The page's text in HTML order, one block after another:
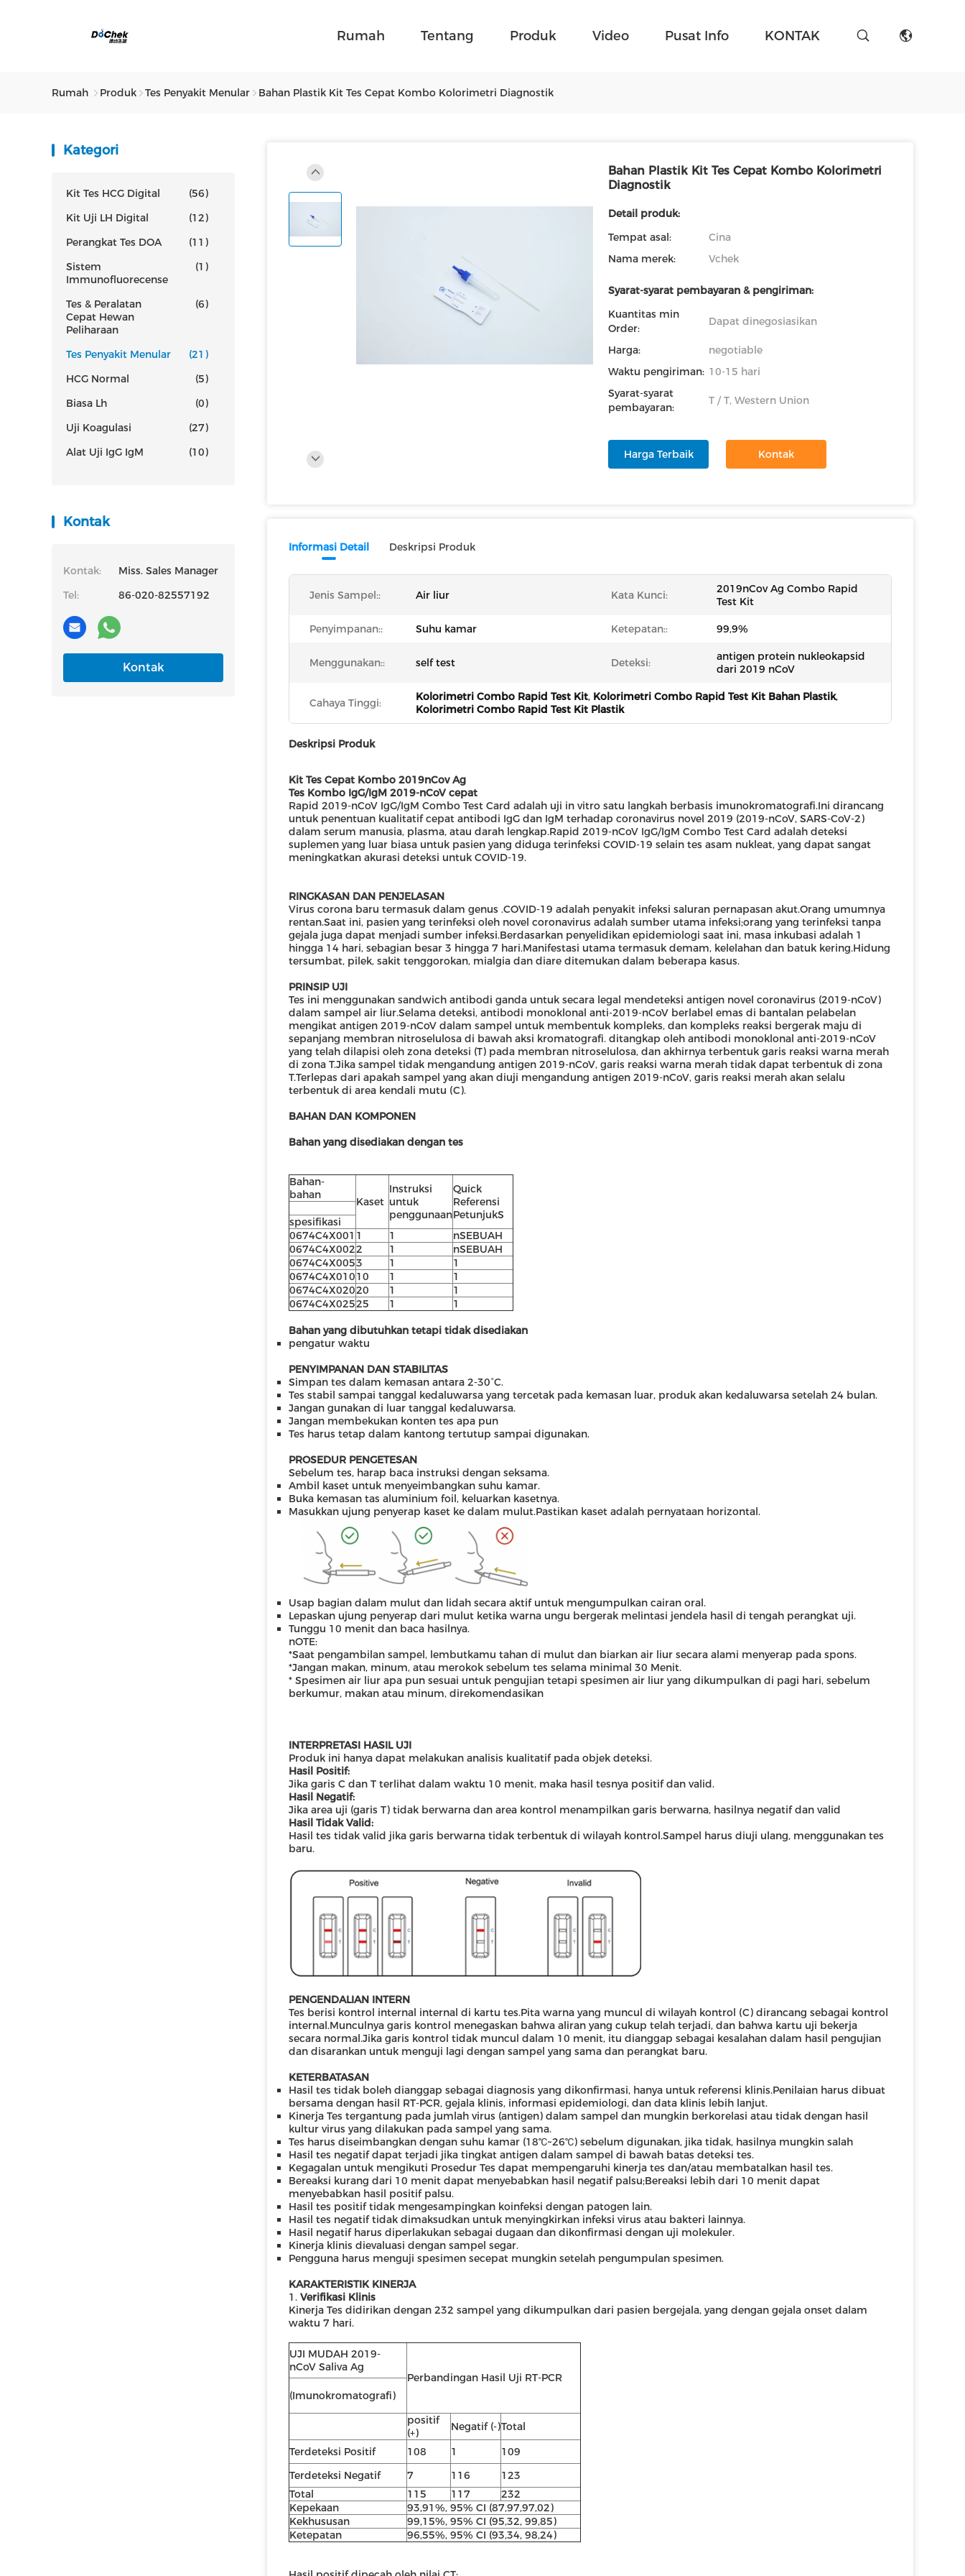
Rumah Tentang Produk Video Pusat Info KONTAK
Rumah Produk Tes Penyakit Menular Bahan Plastik Kit Tes Cepat Kombo Kolorimetri Diagnostik
Kategori
Kit Tes HCG Digital
(56)
Kit Uji LH Digital
(12)
Perangkat Tes DOA
(11)
Sistem
Immunofluorecense
(1)
Tes & Peralatan
Cepat Hewan
Peliharaan
(6)
Tes Penyakit Menular
(21)
HCG Normal
(5)
Biasa Lh
(0)
Uji Koagulasi
(27)
Alat Uji IgG IgM
(10)
Kontak
Kontak:
Miss. Sales Manager
Tel:
86-020-82557192
Kontak
Bahan Plastik Kit Tes Cepat Kombo Kolorimetri
Diagnostik
Detail produk:
Tempat asal:
Cina
Nama merek:
Vchek
Syarat-syarat pembayaran & pengiriman:
Kuantitas min
Order:
Dapat dinegosiasikan
Harga:
negotiable
Waktu pengiriman: 10-15 hari
Syarat-syarat
pembayaran:
T / T, Western Union
Harga Terbaik Kontak
Informasi Detail Deskripsi Produk
Jenis Sampel:: Air liur Kata Kunci:
2019nCov Ag Combo Rapid
Test Kit
Penyimpanan:: Suhu kamar Ketepatan:: 99,9%
Menggunakan:: self test Deteksi:
antigen protein nukleokapsid
dari 2019 nCoV
Cahaya Tinggi: Kolorimetri Combo Rapid Test Kit, Kolorimetri Combo Rapid Test Kit Bahan Plastik,
Kolorimetri Combo Rapid Test Kit Plastik
Deskripsi Produk
Kit Tes Cepat Kombo 2019nCov Ag
Tes Kombo IgG/IgM 2019-nCoV cepat
Rapid 2019-nCoV IgG/IgM Combo Test Card adalah uji in vitro satu langkah berbasis imunokromatografi.Ini dirancang
untuk penentuan kualitatif cepat antibodi IgG dan IgM terhadap coronavirus novel 2019 (2019-nCoV, SARS-CoV-2)
dalam serum manusia, plasma, atau darah lengkap.Rapid 2019-nCoV IgG/IgM Combo Test Card adalah deteksi
suplemen yang luar biasa untuk pasien yang diduga terinfeksi COVID-19 selain tes asam nukleat, yang dapat sangat
meningkatkan akurasi deteksi untuk COVID-19.
RINGKASAN DAN PENJELASAN
Virus corona baru termasuk dalam genus .COVID-19 adalah penyakit infeksi saluran pernapasan akut.Orang umumnya
rentan.Saat ini, pasien yang terinfeksi oleh novel coronavirus adalah sumber utama infeksi;orang yang terinfeksi tanpa
gejala juga dapat menjadi sumber infeksi.Berdasarkan penyelidikan epidemiologi saat ini, masa inkubasi adalah 1
hingga 14 hari, sebagian besar 3 hingga 7 hari.Manifestasi utama termasuk demam, kelelahan dan batuk kering.Hidung
tersumbat, pilek, sakit tenggorokan, mialgia dan diare ditemukan dalam beberapa kasus.
PRINSIP UJI
Tes ini menggunakan sandwich antibodi ganda untuk secara legal mendeteksi antigen novel coronavirus (2019-nCoV)
dalam sampel air liur.Selama deteksi, antibodi monoklonal anti-2019-nCoV berlabel emas di bantalan pelabelan
mengikat antigen 2019-nCoV dalam sampel untuk membentuk kompleks, dan kompleks reaksi bergerak maju di
sepanjang membran nitroselulosa di bawah aksi kromatografi. ditangkap oleh antibodi monoklonal anti-2019-nCoV
yang telah dilapisi oleh zona deteksi (T) pada membran nitroselulosa, dan akhirnya terbentuk garis reaksi warna merah
di zona T.Jika sampel tidak mengandung antigen 2019-nCoV, garis reaksi warna merah tidak dapat terbentuk di zona
T.Terlepas dari apakah sampel yang akan diuji mengandung antigen 2019-nCoV, garis reaksi merah akan selalu
terbentuk di area kendali mutu (C).
BAHAN DAN KOMPONEN
Bahan yang disediakan dengan tes
Bahan-
bahan
Kaset
Instruksi
untuk
penggunaan
Quick
Referensi
PetunjukS
spesifikasi
0674C4X001 1 1 nSEBUAH
0674C4X0022 1 nSEBUAH
0674C4X0053 1
1
0674C4X01010 1
1
0674C4X02020 1
1
0674C4X02525 1 1
Bahan yang dibutuhkan tetapi tidak disediakan
pengatur waktu
PENYIMPANAN DAN STABILITAS
Simpan tes dalam kemasan antara 2-30°C.
Tes stabil sampai tanggal kedaluwarsa yang tercetak pada kemasan luar, produk akan kedaluwarsa setelah 24 bulan.
Jangan gunakan di luar tanggal kedaluwarsa.
Jangan membekukan konten tes apa pun
Tes harus tetap dalam kantong tertutup sampai digunakan.
PROSEDUR PENGETESAN
Sebelum tes, harap baca instruksi dengan seksama.
Ambil kaset untuk menyeimbangkan suhu kamar.
Buka kemasan tas aluminium foil, keluarkan kasetnya.
Masukkan ujung penyerap kaset ke dalam mulut.Pastikan kaset adalah pernyataan horizontal.
Usap bagian dalam mulut dan lidah secara aktif untuk mengumpulkan cairan oral.
Lepaskan ujung penyerap dari mulut ketika warna ungu bergerak melintasi jendela hasil di tengah perangkat uji.
Tunggu 10 menit dan baca hasilnya.
nOTE:
*Saat pengambilan sampel, lembutkamu tahan di mulut dan biarkan air liur secara alami menyerap pada spons.
*Jangan makan, minum, atau merokok sebelum tes selama minimal 30 Menit.
* Spesimen air liur apa pun sesuai untuk pengujian tetapi spesimen air liur yang dikumpulkan di pagi hari, sebelum
berkumur, makan atau minum, direkomendasikan
INTERPRETASI HASIL UJI
Produk ini hanya dapat melakukan analisis kualitatif pada objek deteksi.
Hasil Positif:
Jika garis C dan T terlihat dalam waktu 10 menit, maka hasil tesnya positif dan valid.
Hasil Negatif:
Jika area uji (garis T) tidak berwarna dan area kontrol menampilkan garis berwarna, hasilnya negatif dan valid
Hasil Tidak Valid:
Hasil tes tidak valid jika garis berwarna tidak terbentuk di wilayah kontrol.Sampel harus diuji ulang, menggunakan tes
baru.
PENGENDALIAN INTERN
Tes berisi kontrol internal internal di kartu tes.Pita warna yang muncul di wilayah kontrol (C) dirancang sebagai kontrol
internal.Munculnya garis kontrol menegaskan bahwa aliran yang cukup telah terjadi, dan bahwa kartu uji bekerja
secara normal.Jika garis kontrol tidak muncul dalam 10 menit, itu dianggap sebagai kesalahan dalam hasil pengujian
dan disarankan untuk menguji lagi dengan sampel yang sama dan perangkat baru.
KETERBATASAN
Hasil tes tidak boleh dianggap sebagai diagnosis yang dikonfirmasi, hanya untuk referensi klinis.Penilaian harus dibuat
bersama dengan hasil RT-PCR, gejala klinis, informasi epidemiologi, dan data klinis lebih lanjut.
Kinerja Tes tergantung pada jumlah virus (antigen) dalam sampel dan mungkin berkorelasi atau tidak dengan hasil
kultur virus yang dilakukan pada sampel yang sama.
Tes harus diseimbangkan dengan suhu kamar (18℃~26℃) sebelum digunakan, jika tidak, hasilnya mungkin salah
Hasil tes negatif dapat terjadi jika tingkat antigen dalam sampel di bawah batas deteksi tes.
Kegagalan untuk mengikuti Prosedur Tes dapat mempengaruhi kinerja tes dan/atau membatalkan hasil tes.
Bereaksi kurang dari 10 menit dapat menyebabkan hasil negatif palsu;Bereaksi lebih dari 10 menit dapat
menyebabkan hasil positif palsu.
Hasil tes positif tidak mengesampingkan koinfeksi dengan patogen lain.
Hasil tes negatif tidak dimaksudkan untuk menyingkirkan infeksi virus atau bakteri lainnya.
Hasil negatif harus diperlakukan sebagai dugaan dan dikonfirmasi dengan uji molekuler.
Kinerja klinis dievaluasi dengan sampel segar.
Pengguna harus menguji spesimen secepat mungkin setelah pengumpulan spesimen.
KARAKTERISTIK KINERJA
1. Verifikasi Klinis
Kinerja Tes didirikan dengan 232 sampel yang dikumpulkan dari pasien bergejala, yang dengan gejala onset dalam
waktu 7 hari.
UJI MUDAH 2019-
nCoV Saliva Ag
Perbandingan Hasil Uji RT-PCR
(Imunokromatografi)
positif
(+)
Negatif (-)Total
Terdeteksi Positif 108 1
109
Terdeteksi Negatif 7 116
123
Total
115 117
232
Kepekaan
93,91%, 95% CI (87,97,97,02)
Kekhususan
99,15%, 95% CI (95,32, 99,85)
Ketepatan
96,55%, 95% CI (93,34, 98,24)